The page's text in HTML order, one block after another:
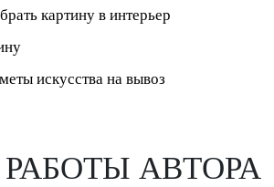
картину в интерьер
искусства на вывоз
АВТОРА